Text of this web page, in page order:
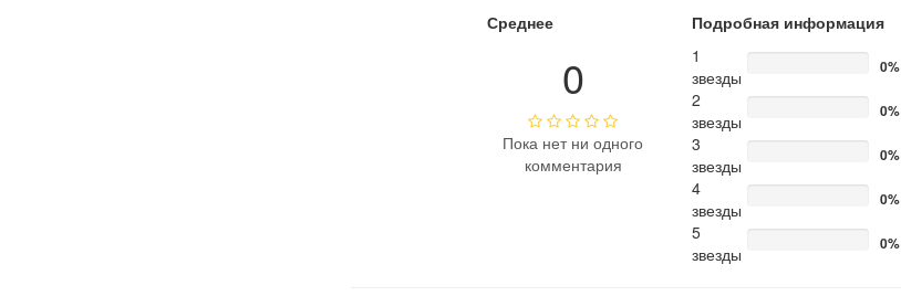
Среднее
0
Пока нет ни одного
комментария
Подробная информация
1
звезды
0%
2
звезды
0%
3
звезды
0%
4
звезды
0%
5
звезды
0%